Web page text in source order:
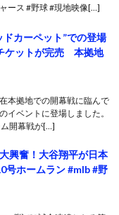
ース #野球 #現地映像[…]
カーペット”での登場
ケットが完売 本拠地
本拠地での開幕戦に臨んで
イベントに登場しました。
開幕戦が[…]
興奮！大谷翔平が日本
号ホームラン #mlb #野